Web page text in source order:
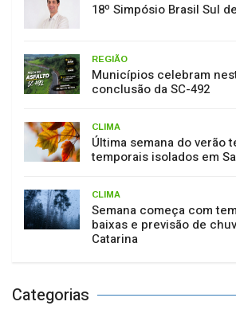
18º Simpósio Brasil Sul
REGIÃO
Municípios celebram
conclusão da SC-492
CLIMA
Última semana do verão
temporais isolados em
CLIMA
Semana começa com
baixas e previsão de
Catarina
Categorias